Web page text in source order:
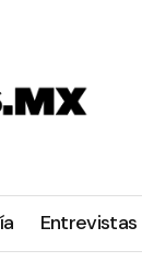
Entrevistas